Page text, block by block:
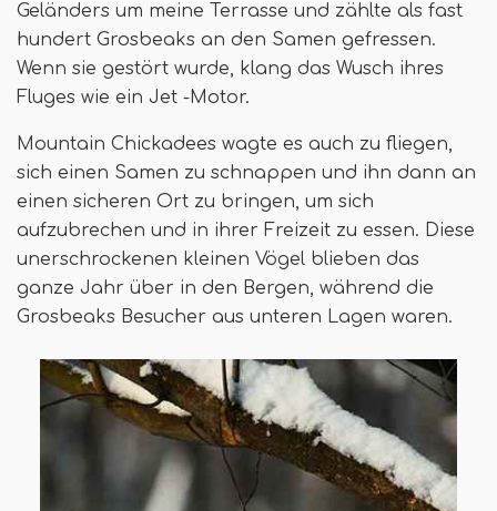
Geländers um meine Terrasse und zählte als fast
hundert Grosbeaks an den Samen gefressen.
Wenn sie gestört wurde, klang das Wusch ihres
Fluges wie ein Jet -Motor.
Mountain Chickadees wagte es auch zu fliegen,
sich einen Samen zu schnappen und ihn dann an
einen sicheren Ort zu bringen, um sich
aufzubrechen und in ihrer Freizeit zu essen. Diese
unerschrockenen kleinen Vögel blieben das
ganze Jahr über in den Bergen, während die
Grosbeaks Besucher aus unteren Lagen waren.